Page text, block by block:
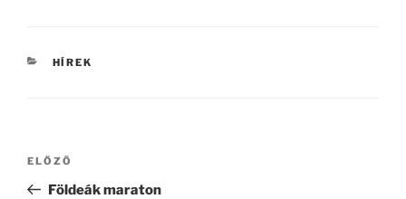
KATEGÓRIÁK
HÍREK
Bejegyzés
Korábbi
bejegyzés
ELŐZŐ
Földeák maraton